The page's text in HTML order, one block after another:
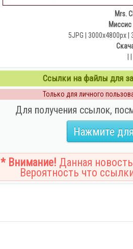
Mrs.
Миссис
5JPG | 3000x4800px |
Ссылки на файлы для
Только для личного
Для получения ссылок,
Нажмите
* Внимание! Данная
Вероятность что